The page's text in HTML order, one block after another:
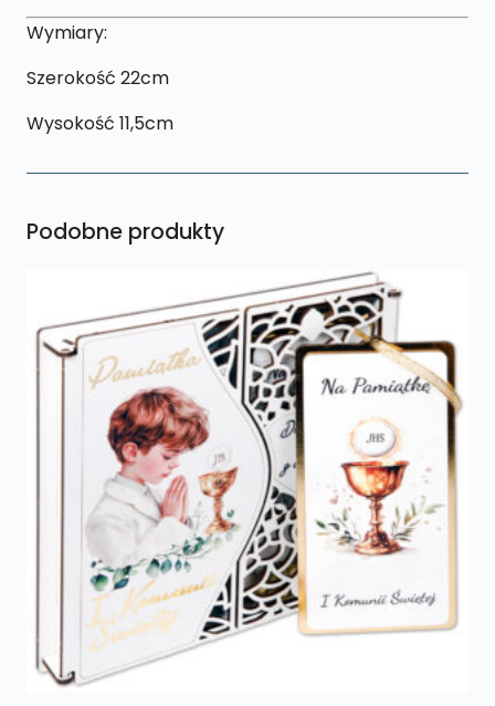
Wymiary:
Szerokość 22cm
Wysokość 11,5cm
Podobne produkty